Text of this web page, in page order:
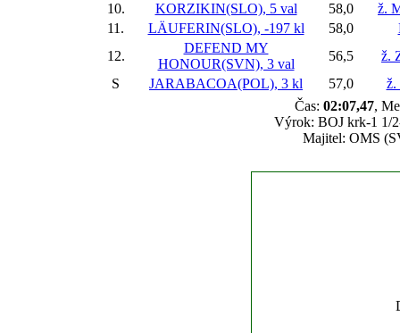
10.
KORZIKIN(SLO), 5 val 58,0
ž.
11.
LÄUFERIN(SLO), -197 kl 58,0
12.
DEFEND MY
HONOUR(SVN), 3 val
56,5
ž.
S
JARABACOA(POL), 3 kl 57,0
ž.
Čas: 02:07,47,
Výrok: BOJ krk-1 1/
Majitel: OMS